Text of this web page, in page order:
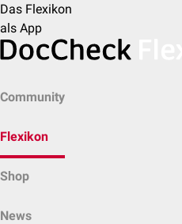
Das Flexikon
als App
Community
Flexikon
Shop
News